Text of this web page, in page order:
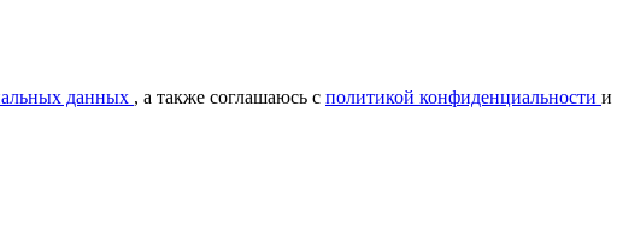
данных , а также соглашаюсь с политикой конфиденциальности и